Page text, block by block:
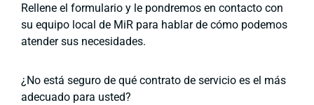
Rellene el formulario y le pondremos en contacto con
su equipo local de MiR para hablar de cómo podemos
atender sus necesidades.
¿No está seguro de qué contrato de servicio es el más
adecuado para usted?